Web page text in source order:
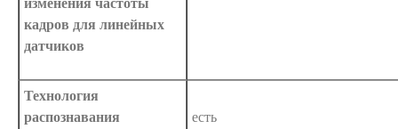
кадров для линейных
датчиков
Технология
распознавания
есть